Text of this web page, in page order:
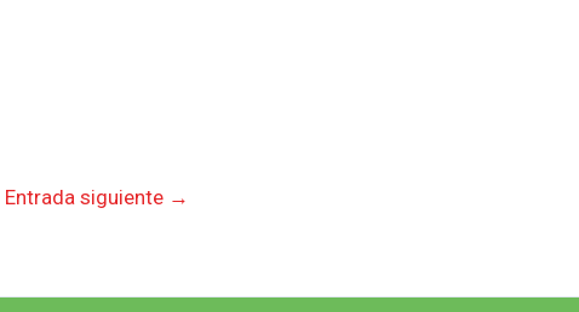
Entrada siguiente →